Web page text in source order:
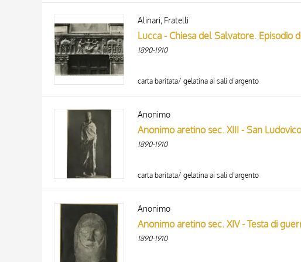
Alinari, Fratelli
1890-1910
carta baritata/ gelatina ai sali d’argento
Anonimo
Anonimo aretino sec. XIII - San
1890-1910
carta baritata/ gelatina ai sali d’argento
Anonimo
Anonimo aretino sec. XIV - Testa di
1890-1910